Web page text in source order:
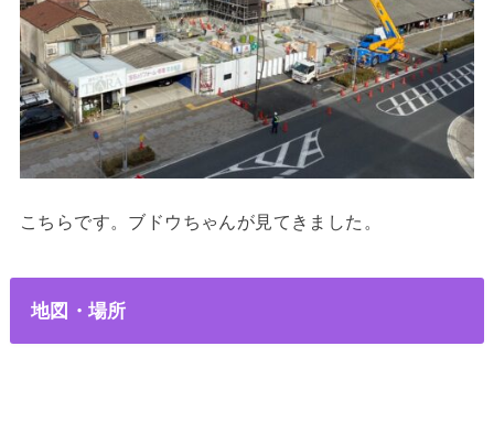
こちらです。ブドウちゃんが見てきました。
地図・場所